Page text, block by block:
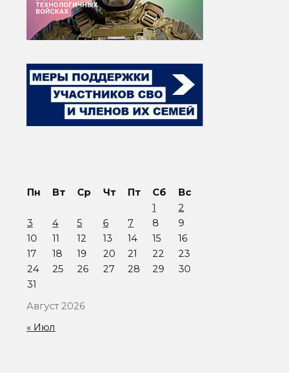
Август 2026
Пн Вт Ср Чт Пт Сб
Вс
1
2
3
4 5 6 7 8
9
10
11 12 13 14 15
16
17
18 19 20 21 22
23
24
25 26 27 28 29
30
31
« Июл